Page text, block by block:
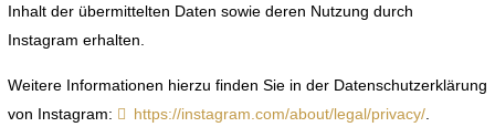
Inhalt der übermittelten Daten sowie deren Nutzung durch
Instagram erhalten.
Weitere Informationen hierzu finden Sie in der Datenschutzerklärung
von Instagram:
https://instagram.com/about/legal/privacy/